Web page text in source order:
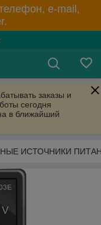
e-mail,
заказы и
сегодня
в ближайший
ИСТОЧНИКИ